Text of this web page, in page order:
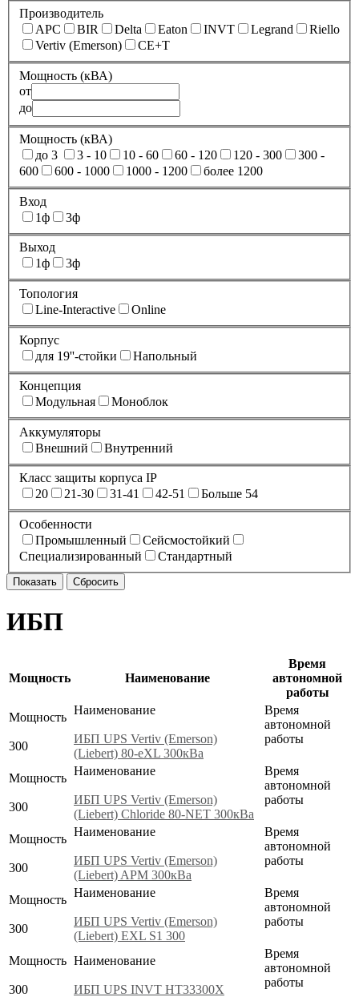
Производитель
APC
BIR Delta Eaton INVT Legrand
Riello
Vertiv (Emerson)
CE+T
Мощность (кВА)
от
до
Мощность (кВА)
до 3
3 - 10 10 - 60 60 - 120 120 - 300
300 -
600
600 - 1000 1000 - 1200 более 1200
Вход
1ф
3ф
Выход
1ф
3ф
Топология
Line-Interactive
Online
Корпус
для 19''-стойки
Напольный
Концепция
Модульная
Моноблок
Аккумуляторы
Внешний
Внутренний
Класс защиты корпуса IP
20
21-30 31-41 42-51 Больше 54
Особенности
Промышленный
Сейсмостойкий
Специализированный
Стандартный
ИБП
Мощность Наименование
Время
автономной
работы
Мощность
300
Наименование
ИБП UPS Vertiv (Emerson)
(Liebert) 80-eXL 300кВа
Время
автономной
работы
Мощность
300
Наименование
ИБП UPS Vertiv (Emerson)
(Liebert) Chloride 80-NET 300кВа
Время
автономной
работы
Мощность
300
Наименование
ИБП UPS Vertiv (Emerson)
(Liebert) APM 300кВа
Время
автономной
работы
Мощность
300
Наименование
ИБП UPS Vertiv (Emerson)
(Liebert) EXL S1 300
Время
автономной
работы
Мощность
300
Наименование
ИБП UPS INVT HT33300X
Время
автономной
работы